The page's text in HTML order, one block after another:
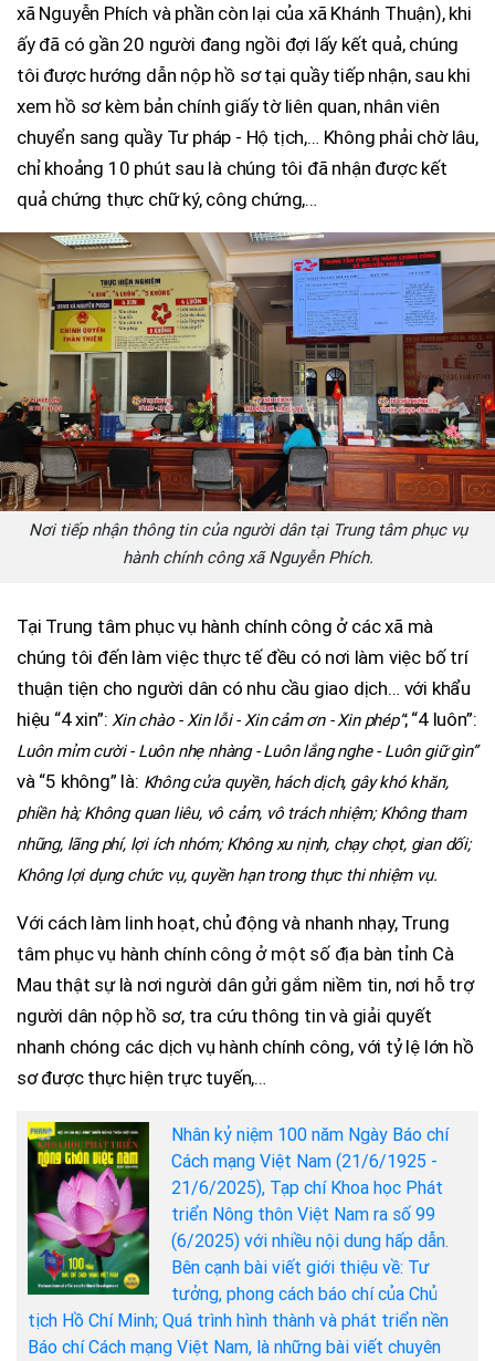
xã Nguyễn Phích và phần còn lại của xã Khánh Thuận), khi
ấy đã có gần 20 người đang ngồi đợi lấy kết quả, chúng
tôi được hướng dẫn nộp hồ sơ tại quầy tiếp nhận, sau khi
xem hồ sơ kèm bản chính giấy tờ liên quan, nhân viên
chuyển sang quầy Tư pháp - Hộ tịch,… Không phải chờ lâu,
chỉ khoảng 10 phút sau là chúng tôi đã nhận được kết
quả chứng thực chữ ký, công chứng,…
Nơi tiếp nhận thông tin của người dân tại Trung tâm phục vụ
hành chính công xã Nguyễn Phích.
Tại Trung tâm phục vụ hành chính công ở các xã mà
chúng tôi đến làm việc thực tế đều có nơi làm việc bố trí
thuận tiện cho người dân có nhu cầu giao dịch… với khẩu
hiệu “4 xin”: Xin chào - Xin lỗi - Xin cảm ơn - Xin phép”; “4 luôn”:
Luôn mỉm cười - Luôn nhẹ nhàng - Luôn lắng nghe - Luôn giữ gìn”
và “5 không” là: Không cửa quyền, hách dịch, gây khó khăn,
phiền hà; Không quan liêu, vô cảm, vô trách nhiệm; Không tham
nhũng, lãng phí, lợi ích nhóm; Không xu nịnh, chạy chọt, gian dối;
Không lợi dụng chức vụ, quyền hạn trong thực thi nhiệm vụ.
Với cách làm linh hoạt, chủ động và nhanh nhạy, Trung
tâm phục vụ hành chính công ở một số địa bàn tỉnh Cà
Mau thật sự là nơi người dân gửi gắm niềm tin, nơi hỗ trợ
người dân nộp hồ sơ, tra cứu thông tin và giải quyết
nhanh chóng các dịch vụ hành chính công, với tỷ lệ lớn hồ
sơ được thực hiện trực tuyến,…
Nhân kỷ niệm 100 năm Ngày Báo chí
Cách mạng Việt Nam (21/6/1925 -
21/6/2025), Tạp chí Khoa học Phát
triển Nông thôn Việt Nam ra số 99
(6/2025) với nhiều nội dung hấp dẫn.
Bên cạnh bài viết giới thiệu về: Tư
tưởng, phong cách báo chí của Chủ
tịch Hồ Chí Minh; Quá trình hình thành và phát triển nền
Báo chí Cách mạng Việt Nam, là những bài viết chuyên